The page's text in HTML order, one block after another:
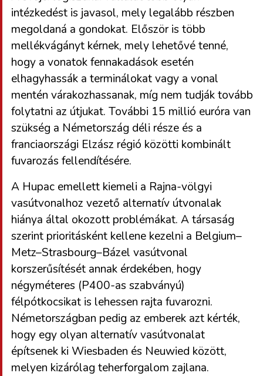
intézkedést is javasol, mely legalább részben
megoldaná a gondokat. Először is több
mellékvágányt kérnek, mely lehetővé tenné,
hogy a vonatok fennakadások esetén
elhagyhassák a terminálokat vagy a vonal
mentén várakozhassanak, míg nem tudják tovább
folytatni az útjukat. További 15 millió euróra van
szükség a Németország déli része és a
franciaországi Elzász régió közötti kombinált
fuvarozás fellendítésére.
A Hupac emellett kiemeli a Rajna-völgyi
vasútvonalhoz vezető alternatív útvonalak
hiánya által okozott problémákat. A társaság
szerint prioritásként kellene kezelni a Belgium–
Metz–Strasbourg–Bázel vasútvonal
korszerűsítését annak érdekében, hogy
négyméteres (P400-as szabványú)
félpótkocsikat is lehessen rajta fuvarozni.
Németországban pedig az emberek azt kérték,
hogy egy olyan alternatív vasútvonalat
építsenek ki Wiesbaden és Neuwied között,
melyen kizárólag teherforgalom zajlana.